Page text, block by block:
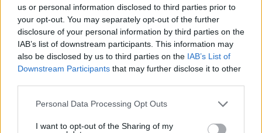
us or personal information disclosed to third parties prior to
your opt-out. You may separately opt-out of the further
disclosure of your personal information by third parties on the
IAB’s list of downstream participants. This information may
also be disclosed by us to third parties on the IAB’s List of
Downstream Participants that may further disclose it to other
Please note that this website/app uses one or more Google
not limited to your visit or usage behaviour. You may click to
Personal Data Processing Opt Outs
I want to opt-out of the Sharing of my
Games